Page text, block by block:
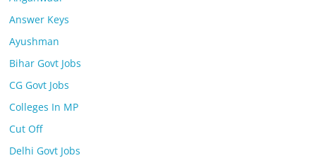
Answer Keys
Ayushman
Bihar Govt Jobs
CG Govt Jobs
Colleges In MP
Cut Off
Delhi Govt Jobs